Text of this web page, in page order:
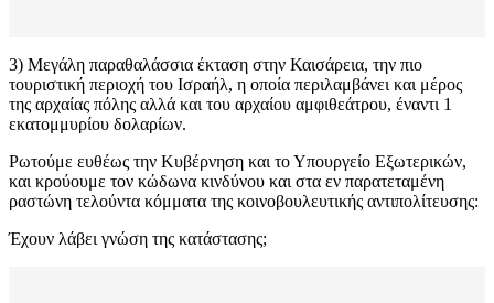
3) Μεγάλη παραθαλάσσια έκταση στην Καισάρεια, την πιο
τουριστική περιοχή του Ισραήλ, η οποία περιλαμβάνει και μέρος
της αρχαίας πόλης αλλά και του αρχαίου αμφιθεάτρου, έναντι 1
εκατομμυρίου δολαρίων.
Ρωτούμε ευθέως την Κυβέρνηση και το Υπουργείο Εξωτερικών,
και κρούουμε τον κώδωνα κινδύνου και στα εν παρατεταμένη
ραστώνη τελούντα κόμματα της κοινοβουλευτικής αντιπολίτευσης:
Έχουν λάβει γνώση της κατάστασης;